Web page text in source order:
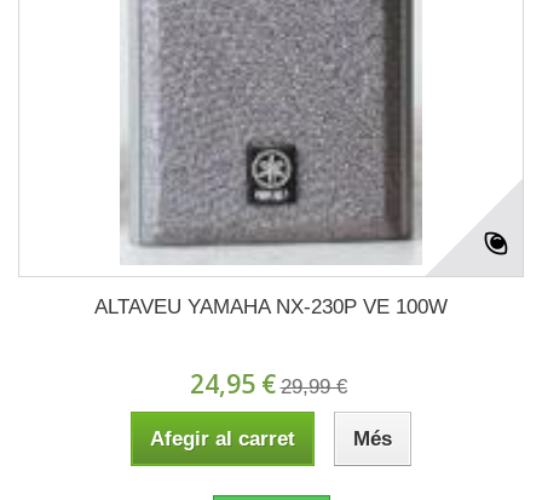
ALTAVEU YAMAHA NX-230P VE 100W
24,95 € 29,99 €
Afegir al carret Més